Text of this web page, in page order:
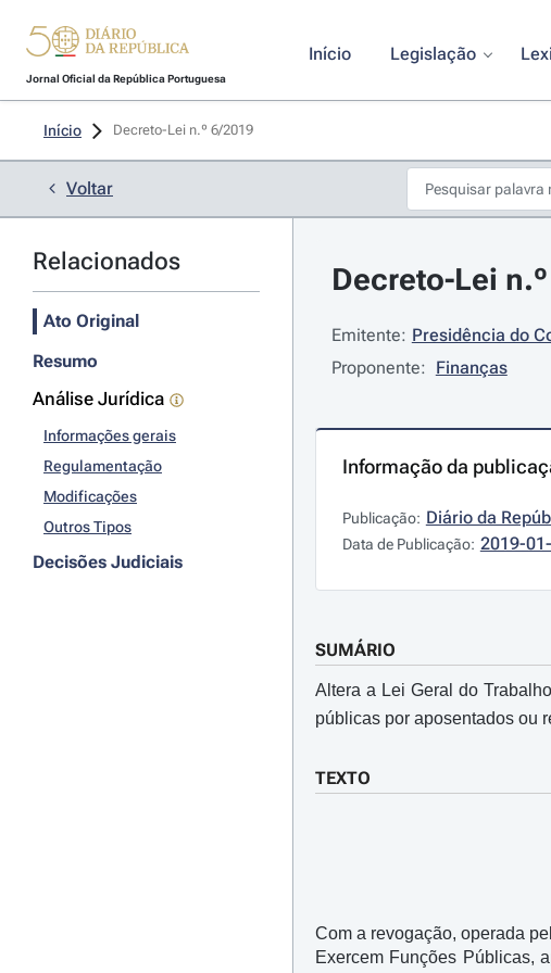
Jornal Oficial da República Portuguesa
Início Legislação
Início Decreto-Lei n.º 6/2019
Voltar
Relacionados
Ato Original
Resumo
Análise Jurídica
Informações gerais
Regulamentação
Modificações
Outros Tipos
Decisões Judiciais
Decreto-Lei
Emitente: Presidência do
Proponente: Finanças
Informação da
Publicação: Diário da
Data de Publicação: 2019-
SUMÁRIO
Altera a Lei Geral do
públicas por aposentados ou
TEXTO
Com a revogação, operada
Exercem Funções Públicas,